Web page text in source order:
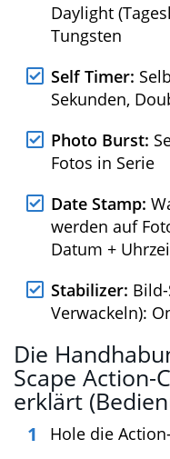
Resolution:
Megapixel
Quality:
White-Balance:
Tungsten
Self Timer:
Photo Burst:
Date Stamp:
angezeigt): Off,
Uhrzeit